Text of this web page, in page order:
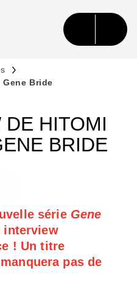
CONTENU
Bride
DE HITOMI
BRIDE
série Gene
interview
! Un titre
pas de